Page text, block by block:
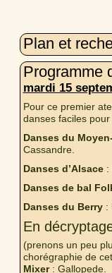
Plan et
Programme
mardi 15
Pour ce premier
danses faciles
Danses du
Cassandre.
Danses d’Alsace:
Danses de bal
Danses du Berry:
En
(prenons un peu
chorégraphie de
Mixer: Gallopede.